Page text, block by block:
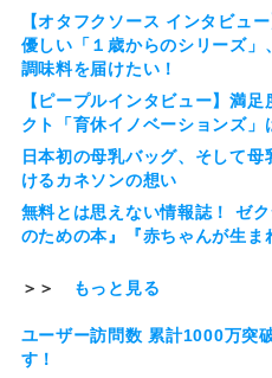
【オタフクソース インタビュ
優しい「１歳からのシリーズ
調味料を届けたい！
【ピープルインタビュー】満
クト「育休イノベーションズ」
日本初の母乳バッグ、そして
けるカネソンの想い
無料とは思えない情報誌！ ゼ
のための本』『赤ちゃんが生ま
＞＞ もっと見る
ユーザー訪問数 累計1000万突
す！